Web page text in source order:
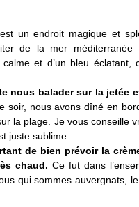
un endroit magique et
de la mer méditerranée
et d’un bleu éclatant,
nous balader sur la jetée
soir, nous avons dîné en
la plage. Je vous conseille
juste sublime.
de bien prévoir la
chaud. Ce fut dans
qui sommes auvergnats,